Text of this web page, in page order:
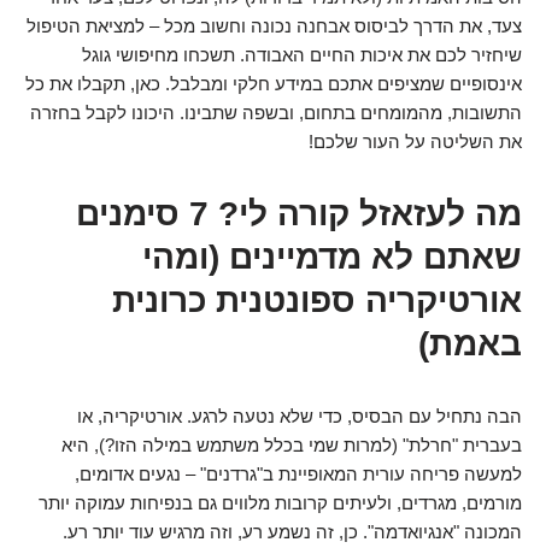
צעד, את הדרך לביסוס אבחנה נכונה וחשוב מכל – למציאת הטיפול
שיחזיר לכם את איכות החיים האבודה. תשכחו מחיפושי גוגל
אינסופיים שמציפים אתכם במידע חלקי ומבלבל. כאן, תקבלו את כל
התשובות, מהמומחים בתחום, ובשפה שתבינו. היכונו לקבל בחזרה
את השליטה על העור שלכם!
מה לעזאזל קורה לי? 7 סימנים
שאתם לא מדמיינים (ומהי
אורטיקריה ספונטנית כרונית
באמת)
הבה נתחיל עם הבסיס, כדי שלא נטעה לרגע. אורטיקריה, או
בעברית "חרלת" (למרות שמי בכלל משתמש במילה הזו?), היא
למעשה פריחה עורית המאופיינת ב"גרדנים" – נגעים אדומים,
מורמים, מגרדים, ולעיתים קרובות מלווים גם בנפיחות עמוקה יותר
המכונה "אנגיואדמה". כן, זה נשמע רע, וזה מרגיש עוד יותר רע.